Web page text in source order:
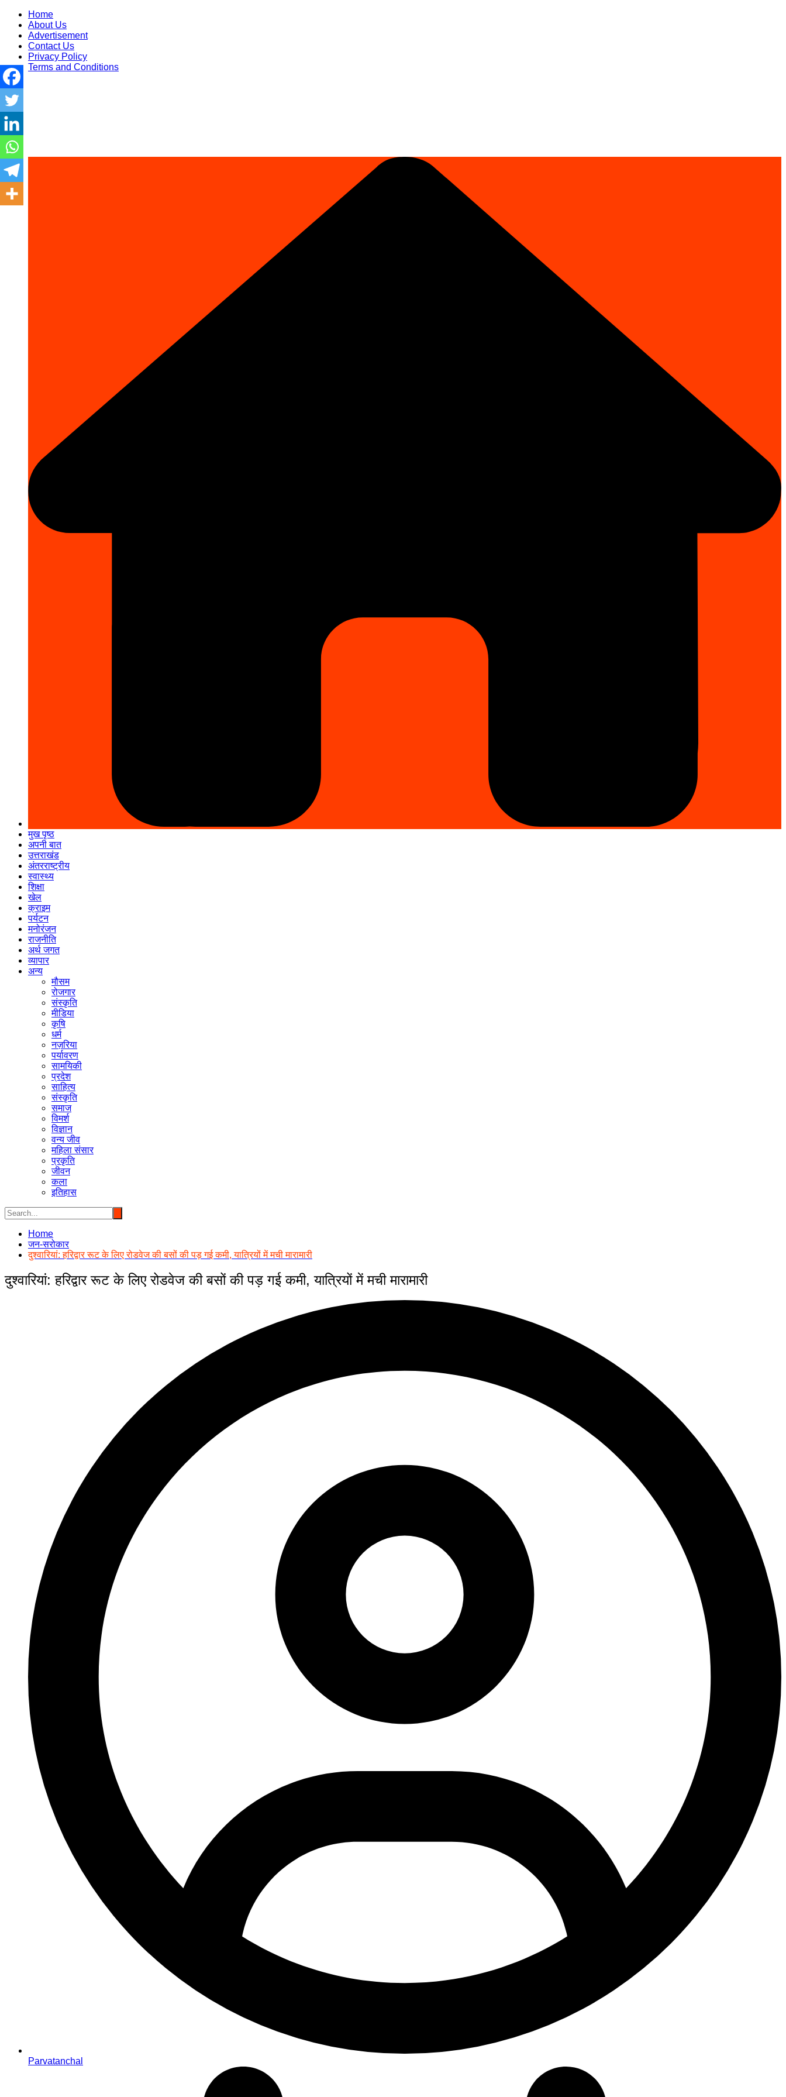
Skip
content
Home
About Us
Advertisement
Contact Us
Privacy Policy
Terms and Conditions
मुख पृष्ठ
अपनी बात
उत्तराखंड
अंतरराष्ट्रीय
स्वास्थ्य
शिक्षा
खेल
क्राइम
पर्यटन
मनोरंजन
राजनीति
अर्थ जगत
व्यापार
अन्य
मौसम
रोजगार
संस्कृति
मीडिया
कृषि
धर्म
नज़रिया
पर्यावरण
सामयिकी
प्रदेश
साहित्य
संस्कृति
समाज
विमर्श
विज्ञान
वन्य जीव
महिला संसार
प्रकृति
जीवन
कला
इतिहास
Home
जन-सरोकार
दुश्वारियां: हरिद्वार रूट के लिए रोडवेज की बसों की पड़ गई कमी, यात्रियों में मची मारामारी
दुश्वारियां: हरिद्वार रूट के लिए रोडवेज की बसों की पड़ गई कमी, यात्रियों में मची मारामारी
Parvatanchal